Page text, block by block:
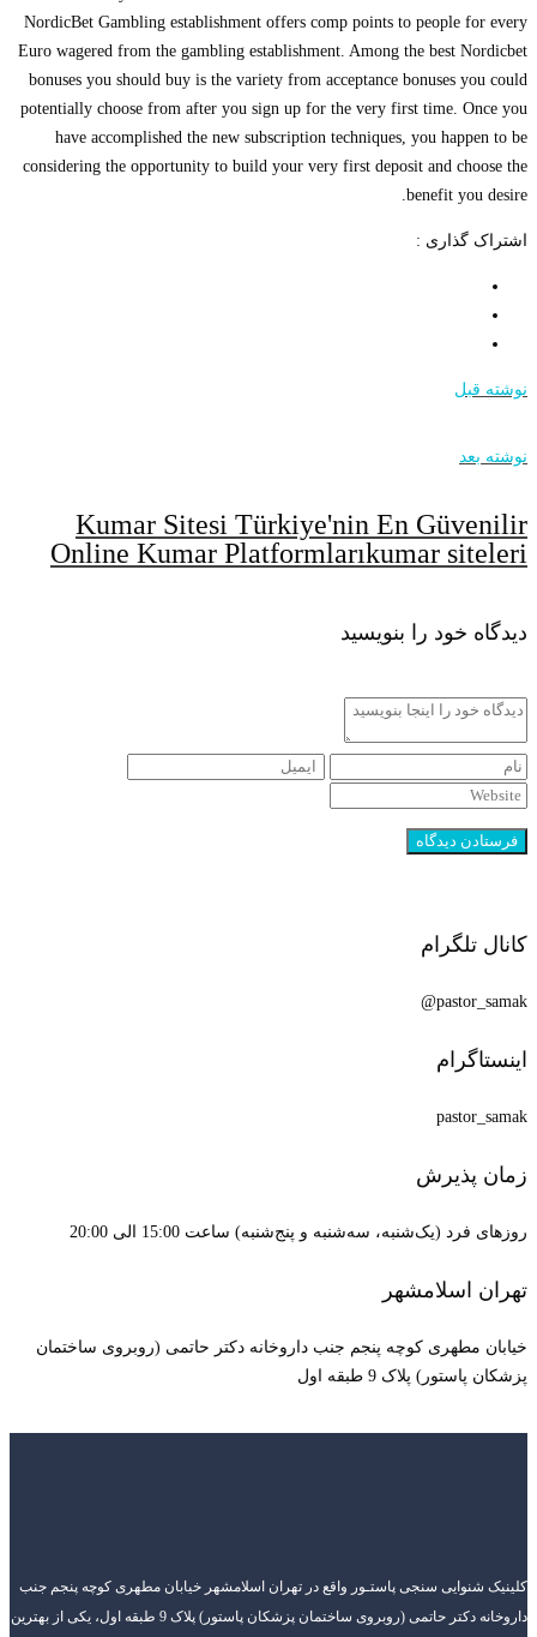
NordicBet Gambling establishment offers comp points to people for every
Euro wagered from the gambling establishment. Among the best Nordicbet
bonuses you should buy is the variety from acceptance bonuses you could
potentially choose from after you sign up for the very first time. Once you
have accomplished the new subscription techniques, you happen to be
considering the opportunity to build your very first deposit and choose the
benefit you desire.
اشتراک گذاری :
نوشته قبل
نوشته بعد
Kumar Sitesi Türkiye'nin En Güvenilir
Online Kumar Platformlarıkumar siteleri
دیدگاه خود را بنویسید
کانال تلگرام
pastor_samak@
اینستاگرام
pastor_samak
زمان پذیرش
روزهای فرد (یک‌شنبه، سه‌شنبه و پنج‌شنبه) ساعت 15:00 الی 20:00
تهران اسلامشهر
خیابان مطهری کوچه پنجم جنب داروخانه دکتر حاتمی (روبروی ساختمان
پزشکان پاستور) پلاک 9 طبقه اول
کلینیک شنوایی سنجی پاستـور واقع در تهران اسلامشهر خیابان مطهری کوچه پنجم جنب
داروخانه دکتر حاتمی (روبروی ساختمان پزشکان پاستور) پلاک 9 طبقه اول، یکی از بهترین